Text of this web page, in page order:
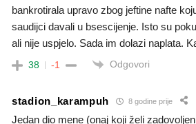
bankrotirala upravo zbog jeftine nafte
saudijci davali u bsescijenje. Isto su
ali nije uspjelo. Sada im dolazi naplata.
38 -1 Odgovori
stadion_karampuh 8 godine prije
Jedan dio mene (onaj koji želi